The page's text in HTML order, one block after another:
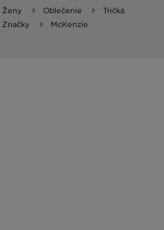
Ženy Oblečenie
Tričká
Značky
McKenzie